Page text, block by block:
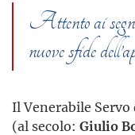
Attento ai segni
nuove sfide
Il Venerabile Servo
(al secolo: Giulio